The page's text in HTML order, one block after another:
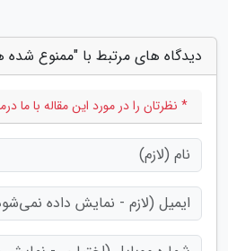
دیدگاه های مرتبط با "ممنوع شده
* نظرتان را در مورد این مقاله با ما